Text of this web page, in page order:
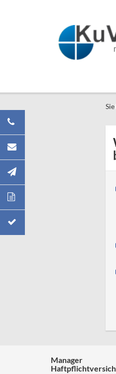
Manager